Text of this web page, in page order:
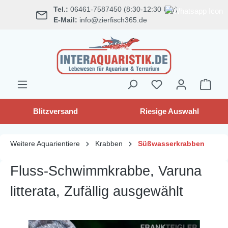
springen Tel.: 06461-7587450 (8:30-12:30 Uhr)
E-Mail: info@zierfisch365.de
Blitzversand Riesige Auswahl
Weitere Aquarientiere Krabben Süßwasserkrabben
Fluss-Schwimmkrabbe, Varuna
litterata, Zufällig ausgewählt
Bildergalerie überspringen